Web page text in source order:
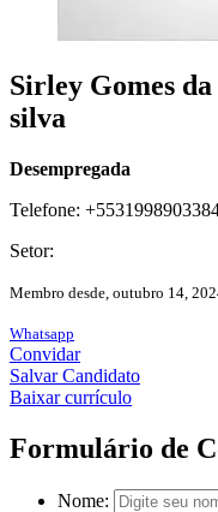
Sirley Gomes
silva
Desempregada
Telefone:
Setor:
Membro desde, outubro 14,
Whatsapp
Convidar
Salvar Candidato
Baixar currículo
Formulário de
Nome: